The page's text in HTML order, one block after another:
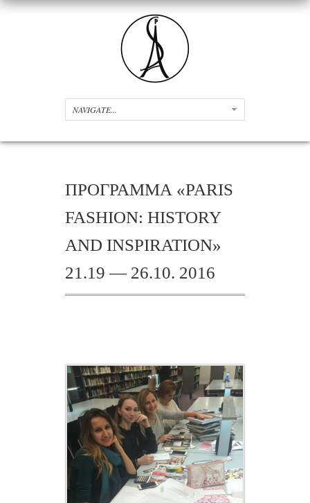
ПРОГРАММА «PARIS
FASHION: HISTORY
AND INSPIRATION»
21.19 — 26.10. 2016